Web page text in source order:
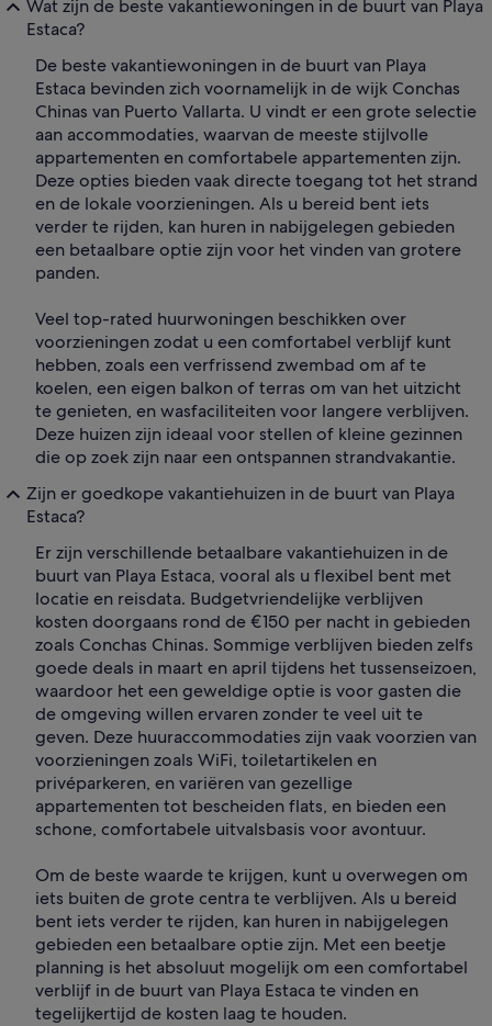
Wat zijn de beste vakantiewoningen in de buurt van Playa
Estaca?
De beste vakantiewoningen in de buurt van Playa
Estaca bevinden zich voornamelijk in de wijk Conchas
Chinas van Puerto Vallarta. U vindt er een grote selectie
aan accommodaties, waarvan de meeste stijlvolle
appartementen en comfortabele appartementen zijn.
Deze opties bieden vaak directe toegang tot het strand
en de lokale voorzieningen. Als u bereid bent iets
verder te rijden, kan huren in nabijgelegen gebieden
een betaalbare optie zijn voor het vinden van grotere
panden.
Veel top-rated huurwoningen beschikken over
voorzieningen zodat u een comfortabel verblijf kunt
hebben, zoals een verfrissend zwembad om af te
koelen, een eigen balkon of terras om van het uitzicht
te genieten, en wasfaciliteiten voor langere verblijven.
Deze huizen zijn ideaal voor stellen of kleine gezinnen
die op zoek zijn naar een ontspannen strandvakantie.
Zijn er goedkope vakantiehuizen in de buurt van Playa
Estaca?
Er zijn verschillende betaalbare vakantiehuizen in de
buurt van Playa Estaca, vooral als u flexibel bent met
locatie en reisdata. Budgetvriendelijke verblijven
kosten doorgaans rond de €150 per nacht in gebieden
zoals Conchas Chinas. Sommige verblijven bieden zelfs
goede deals in maart en april tijdens het tussenseizoen,
waardoor het een geweldige optie is voor gasten die
de omgeving willen ervaren zonder te veel uit te
geven. Deze huuraccommodaties zijn vaak voorzien van
voorzieningen zoals WiFi, toiletartikelen en
privéparkeren, en variëren van gezellige
appartementen tot bescheiden flats, en bieden een
schone, comfortabele uitvalsbasis voor avontuur.
Om de beste waarde te krijgen, kunt u overwegen om
iets buiten de grote centra te verblijven. Als u bereid
bent iets verder te rijden, kan huren in nabijgelegen
gebieden een betaalbare optie zijn. Met een beetje
planning is het absoluut mogelijk om een comfortabel
verblijf in de buurt van Playa Estaca te vinden en
tegelijkertijd de kosten laag te houden.